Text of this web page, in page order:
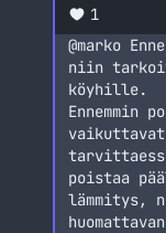
1
@marko
niin
köyhille.
Ennemmin
poistaa
lämmitys,